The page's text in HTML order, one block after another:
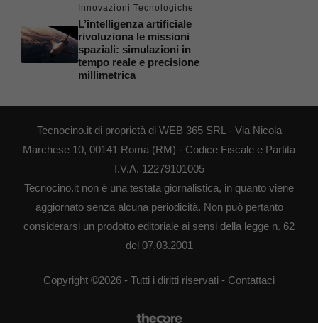
Innovazioni Tecnologiche
L’intelligenza artificiale
rivoluziona le missioni
spaziali: simulazioni in
tempo reale e precisione
millimetrica
Tecnocino.it di proprietà di WEB 365 SRL - Via Nicola
Marchese 10, 00141 Roma (RM) - Codice Fiscale e Partita
I.V.A. 12279101005
Tecnocino.it non è una testata giornalistica, in quanto viene
aggiornato senza alcuna periodicità. Non può pertanto
considerarsi un prodotto editoriale ai sensi della legge n. 62
del 07.03.2001
Copyright ©2026 - Tutti i diritti riservati - Contattaci